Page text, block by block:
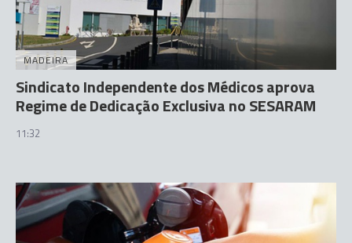
MADEIRA
Sindicato Independente dos Médicos aprova
Regime de Dedicação Exclusiva no SESARAM
11:32